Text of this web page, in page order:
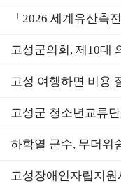
「2026 세계유산축
고성군의회, 제10대
고성 여행하면 비용
고성군 청소년교류
하학열 군수, 무더위
고성장애인자립지원